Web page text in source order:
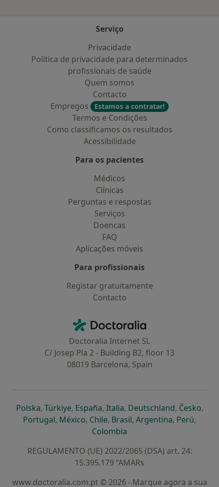
Serviço
Privacidade
Política de privacidade para determinados
profissionais de saúde
Quem somos
Contacto
Empregos
Estamos a contratar!
Termos e Condições
Como classificamos os resultados
Acessibilidade
Para os pacientes
Médicos
Clínicas
Perguntas e respostas
Serviços
Doencas
FAQ
Aplicações móveis
Para profissionais
Registar gratuitamente
Contacto
Doctoralia - Homepage
Doctoralia Internet SL
C/ Josep Pla 2 - Building B2, floor 13
08019 Barcelona, Spain
Polskaabre num novo separador
, Türkiyeabre num novo separador
, Españaabre num novo separador
, Italiaabre num novo
, Deutschlandabre num
, Česko,
Portugalabre num novo separador
, Méxicoabre num novo separador
, Chileabre num novo separador
, Brasilabre num novo
, Argentinaabre num
, Perúabre
,
Colombia
REGULAMENTO (UE) 2022/2065 (DSA) art. 24:
15.395.179 “AMARs
www.doctoralia.com.pt © 2026 - Marque agora a sua